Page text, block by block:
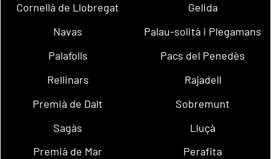
Cornellà de Llobregat
Gelida
Navas
Palau-solità i Plegamans
Palafolls
Pacs del Penedès
Rellinars
Rajadell
Premià de Dalt
Sobremunt
Sagàs
Lluçà
Premià de Mar
Perafita